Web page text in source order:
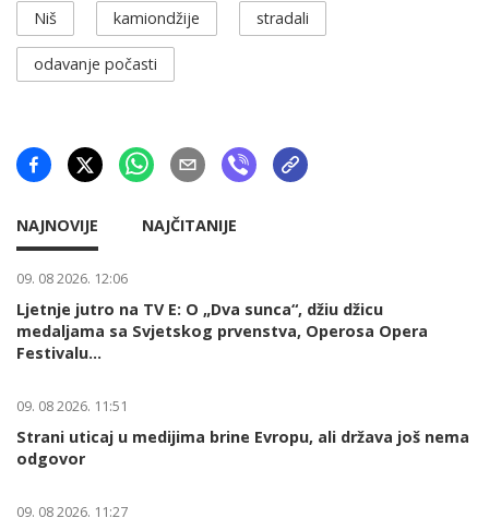
Niš kamiondžije stradali
odavanje počasti
NAJNOVIJE NAJČITANIJE
09. 08 2026. 12:06
Ljetnje jutro na TV E: O „Dva sunca“, džiu džicu
medaljama sa Svjetskog prvenstva, Operosa Opera
Festivalu...
09. 08 2026. 11:51
Strani uticaj u medijima brine Evropu, ali država još nema
odgovor
09. 08 2026. 11:27